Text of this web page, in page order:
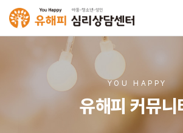
YOU HAPPY
유해피 커뮤니